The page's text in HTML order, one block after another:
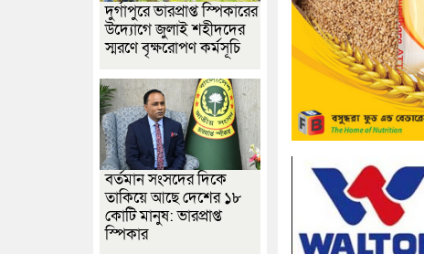
দুর্গাপুরে ভারপ্রাপ্ত স্পিকারের
উদ্যোগে জুলাই শহীদদের
স্মরণে বৃক্ষরোপণ কর্মসূচি
বর্তমান সংসদের দিকে
তাকিয়ে আছে দেশের ১৮
কোটি মানুষ: ভারপ্রাপ্ত
স্পিকার